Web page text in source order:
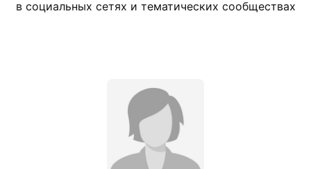
в социальных сетях и тематических сообществах